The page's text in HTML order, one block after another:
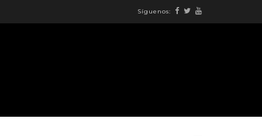
Síguenos: